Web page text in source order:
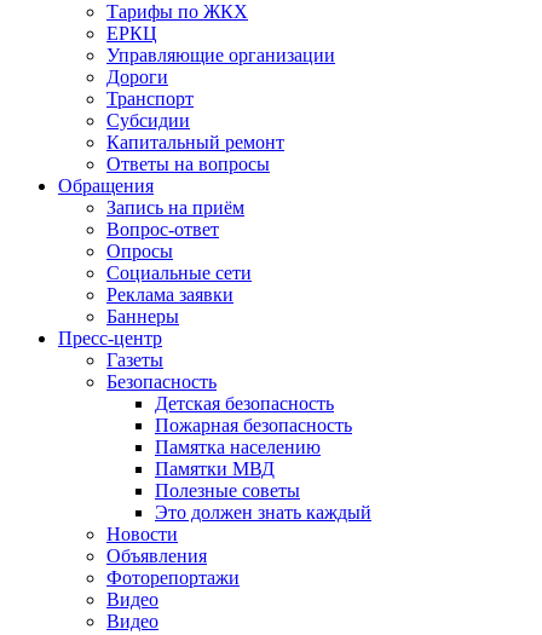
Тарифы по ЖКХ
ЕРКЦ
Управляющие организации
Дороги
Транспорт
Субсидии
Капитальный ремонт
Ответы на вопросы
Обращения
Запись на приём
Вопрос-ответ
Опросы
Социальные сети
Реклама заявки
Баннеры
Пресс-центр
Газеты
Безопасность
Детская безопасность
Пожарная безопасность
Памятка населению
Памятки МВД
Полезные советы
Это должен знать каждый
Новости
Объявления
Фоторепортажи
Видео
Видео